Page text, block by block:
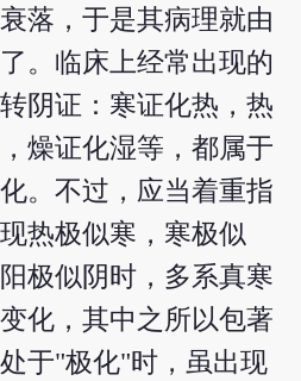
落，于是其病理就由
。临床上经常出现的
阴证：寒证化热，热
燥证化湿等，都属于
。不过，应当着重指
热极似寒，寒极似
极似阴时，多系真寒
化，其中之所以包著
于"极化"时，虽出现